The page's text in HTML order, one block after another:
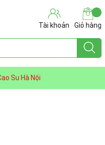
Tài khoản Giỏ hàng
Su Hà Nội